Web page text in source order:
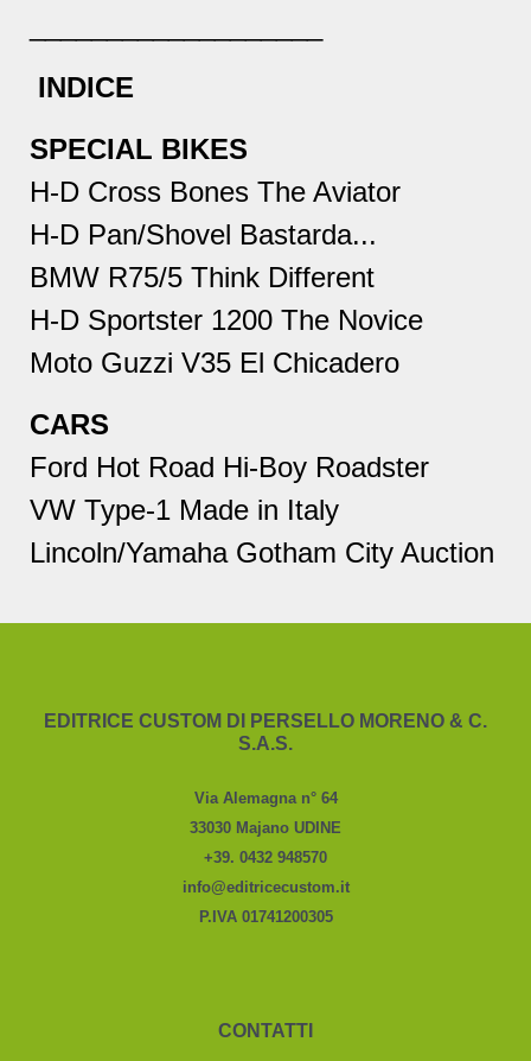
INDICE
SPECIAL BIKES
H-D Cross Bones The Aviator
H-D Pan/Shovel Bastarda...
BMW R75/5 Think Different
H-D Sportster 1200 The Novice
Moto Guzzi V35 El Chicadero
CARS
Ford Hot Road Hi-Boy Roadster
VW Type-1 Made in Italy
Lincoln/Yamaha Gotham City Auction
EDITRICE CUSTOM DI PERSELLO MORENO & C.
S.A.S.
Via Alemagna n° 64
33030 Majano UDINE
+39. 0432 948570
info@editricecustom.it
P.IVA 01741200305
CONTATTI